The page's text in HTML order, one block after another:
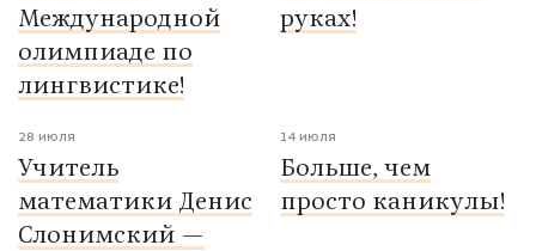
Международной
олимпиаде по
лингвистике!
руках!
28 июля
Учитель
математики Денис
Слонимский —
14 июля
Больше, чем
просто каникулы!